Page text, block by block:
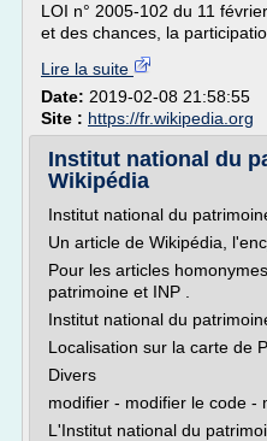
LOI n° 2005-102 du 11
et des chances, la
Lire la suite
Date: 2019-02-08 21:58:55
Site : https://fr.wikipedia.org
Institut national du
Wikipédia
Institut national du
Un article de Wikipédia,
Pour les articles
patrimoine et INP .
Institut national du
Localisation sur la carte de
Divers
modifier - modifier le code -
L'Institut national du